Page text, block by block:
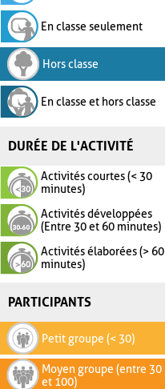
En classe seulement
Hors classe
En classe et hors classe
DURÉE DE L'ACTIVITÉ
Activités courtes (< 30
minutes)
Activités développées
(Entre 30 et 60 minutes)
Activités élaborées (> 60
minutes)
PARTICIPANTS
Petit groupe (< 30)
Moyen groupe (entre 30
et 100)